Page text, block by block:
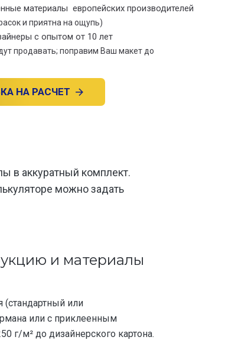
материалы европейских производителей
и приятна на ощупь)
с опытом от 10 лет
продавать; поправим Ваш макет до
НА РАСЧЕТ
в аккуратный комплект.
можно задать
и материалы
(стандартный или
или с приклеенным
г/м² до дизайнерского картона.